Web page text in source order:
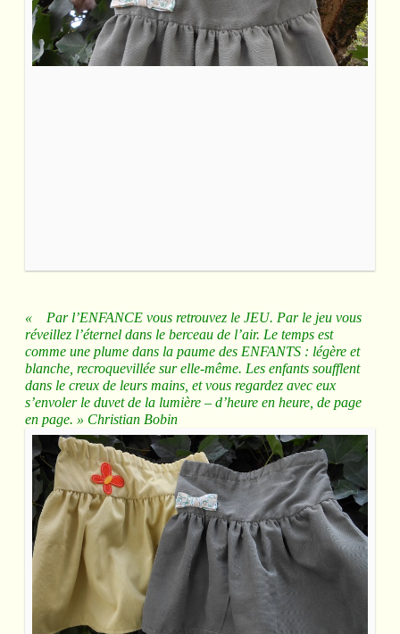
« Par l’ENFANCE vous retrouvez le JEU. Par le jeu vous
réveillez l’éternel dans le berceau de l’air. Le temps est
comme une plume dans la paume des ENFANTS : légère et
blanche, recroquevillée sur elle-même. Les enfants soufflent
dans le creux de leurs mains, et vous regardez avec eux
s’envoler le duvet de la lumière – d’heure en heure, de page
en page. » Christian Bobin